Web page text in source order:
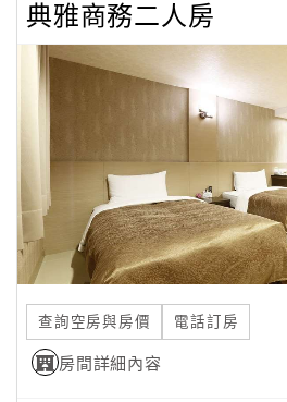
務
度
訂
單
管
理
11.三永陶瓷有限公司
12.頂尖文教股份有限公司
13.正鴻窯業股份有限公司
14.瑩樺珠寶有限公司
15.華新電通股份有限公司
16.捷達光電股份有限公司
17.巧固球協會
18.廣威國際科技
19.威廉企管顧問股份有限公司
20.中磊網路科技有限公司
典雅商務二人房
查詢空房與房價 電話訂房
房間詳細內容